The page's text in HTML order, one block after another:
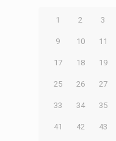
1 2 3
9 10 11
17 18 19
25 26 27
33 34 35
41 42 43